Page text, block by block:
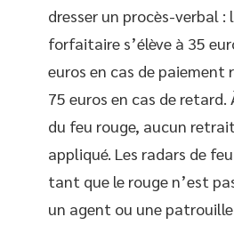
dresser un procès-verbal :
forfaitaire s’élève à 35
euros en cas de paiement
75 euros en cas de
du feu rouge, aucun
appliqué. Les radars de
tant que le rouge n’est
un agent ou une